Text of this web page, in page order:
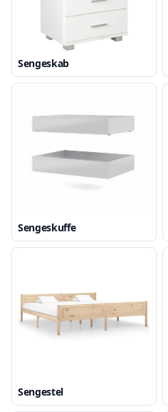
Sengeskab
Sengeskuffe
Sengestel